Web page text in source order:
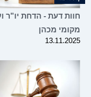
דעת - הדחת יו"ר ועד
מכהן